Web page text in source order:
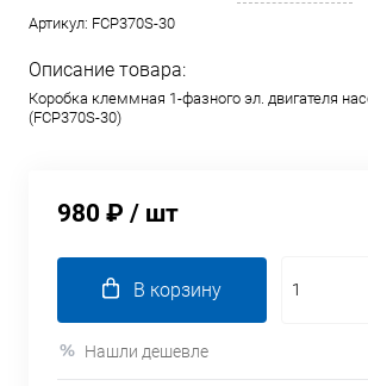
Артикул: FCP370S-30
Описание товара:
Коробка клеммная 1-фазного эл. двигателя
(FCP370S-30)
980 ₽ / шт
В корзину
Нашли дешевле